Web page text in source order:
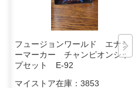
フュージョンワールド エナジ
ーマーカー チャンピオンシッ
プセット E-92
マイストア在庫： 3853